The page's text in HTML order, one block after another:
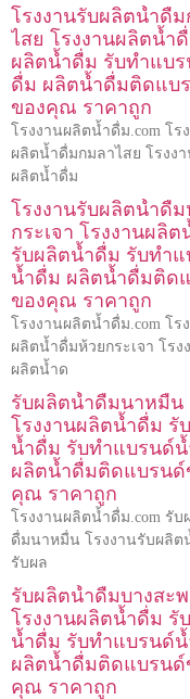
โรงงานรับผลิตน้ำดื่
ไสย โรงงานผลิตน้ำ
ผลิตน้ำดื่ม รับทำแบ
ดื่ม ผลิตน้ำดื่มติดแบ
ของคุณ ราคาถูก
โรงงานผลิตน้ำดื่ม.com โร
ผลิตน้ำดื่มกมลาไสย โรงง
ผลิตน้ำดื่ม
โรงงานรับผลิตน้ำดื่ม
กระเจา โรงงานผลิต
รับผลิตน้ำดื่ม รับทำแ
น้ำดื่ม ผลิตน้ำดื่มติด
ของคุณ ราคาถูก
โรงงานผลิตน้ำดื่ม.com โร
ผลิตน้ำดื่มห้วยกระเจา โรง
ผลิตน้ำด
รับผลิตน้ำดื่มนาหมื่น
โรงงานผลิตน้ำดื่ม รั
น้ำดื่ม รับทำแบรนด์
ผลิตน้ำดื่มติดแบรนด์
คุณ ราคาถูก
โรงงานผลิตน้ำดื่ม.com รับ
ดื่มนาหมื่น โรงงานรับผลิต
รับผล
รับผลิตน้ำดื่มบางสะ
โรงงานผลิตน้ำดื่ม รั
น้ำดื่ม รับทำแบรนด์
ผลิตน้ำดื่มติดแบรนด์
คุณ ราคาถูก